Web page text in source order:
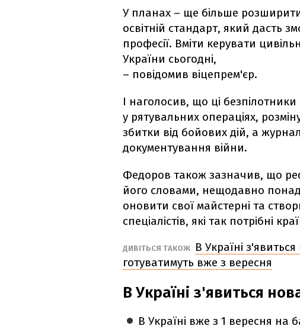
У планах – ще більше
освітній стандарт, який дасть
професії. Вміти керувати
України сьогодні,
– повідомив віцепрем'єр.
І наголосив, що ці
у рятувальних операціях,
збитки від бойових дій, а
документування війни.
Федоров також зазначив, що
його словами, нещодавно
оновити свої майстерні та
спеціалістів, які так потрібні
ДИВІТЬСЯ ТАКОЖ
В Україні
готуватимуть вже з вересня
В Україні з'явиться
В Україні вже з 1 вересня на